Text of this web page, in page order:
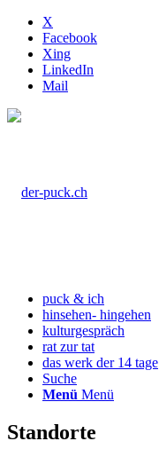
X
Facebook
Xing
LinkedIn
Mail
puck & ich
hinsehen- hingehen
kulturgespräch
rat zur tat
das werk der 14 tage
Suche
Menü Menü
Standorte